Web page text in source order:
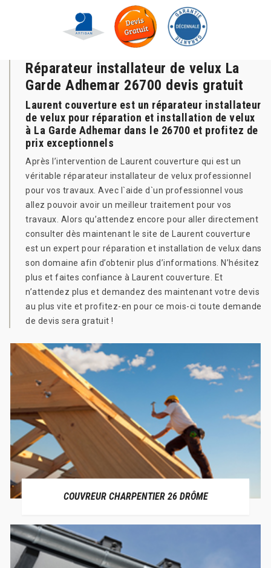
Réparateur installateur de velux La
Garde Adhemar 26700 devis gratuit
Laurent couverture est un réparateur installateur
de velux pour réparation et installation de velux
à La Garde Adhemar dans le 26700 et profitez de
prix exceptionnels
Après l’intervention de Laurent couverture qui est un
véritable réparateur installateur de velux professionnel
pour vos travaux. Avec l`aide d`un professionnel vous
allez pouvoir avoir un meilleur traitement pour vos
travaux. Alors qu’attendez encore pour aller directement
consulter dès maintenant le site de Laurent couverture
est un expert pour réparation et installation de velux dans
son domaine afin d’obtenir plus d’informations. N’hésitez
plus et faites confiance à Laurent couverture. Et
n’attendez plus et demandez des maintenant votre devis
au plus vite et profitez-en pour ce mois-ci toute demande
de devis sera gratuit !
COUVREUR CHARPENTIER 26 DRÔME